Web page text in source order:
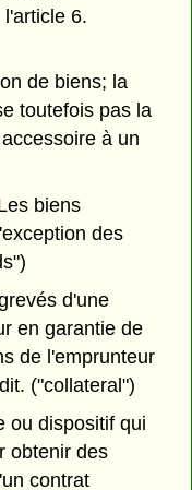
6.
de biens; la
toutefois pas la
à un
biens
des
d'une
en garantie de
de l'emprunteur
("collateral")
ou dispositif qui
obtenir des
contrat